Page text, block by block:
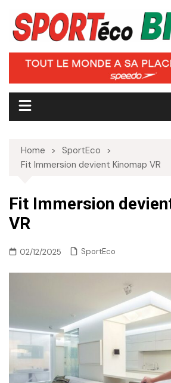
content
Home
SportEco
Fit Immersion devient Kinomap VR
Fit Immersion
VR
02/12/2025 SportEco